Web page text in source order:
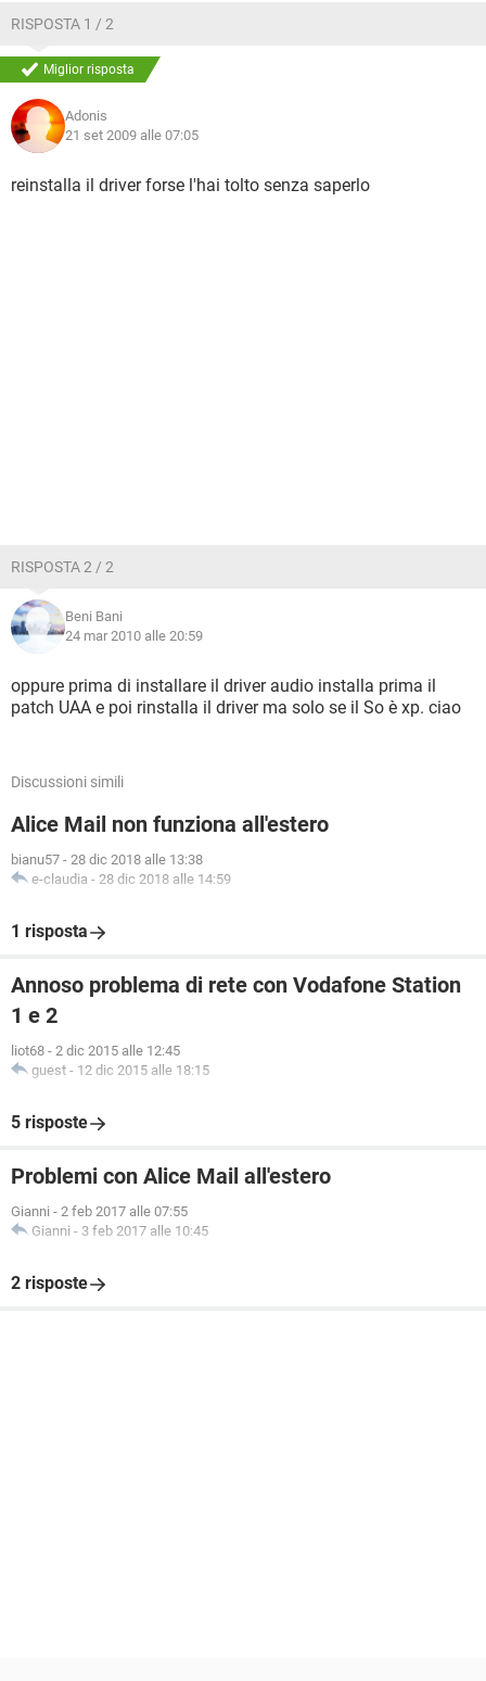
RISPOSTA 1 / 2
Miglior risposta
Adonis
21 set 2009 alle 07:05
reinstalla il driver forse l'hai tolto senza saperlo
RISPOSTA 2 / 2
Beni Bani
24 mar 2010 alle 20:59
oppure prima di installare il driver audio installa prima il
patch UAA e poi rinstalla il driver ma solo se il So è xp. ciao
Discussioni simili
Alice Mail non funziona all'estero
bianu57 - 28 dic 2018 alle 13:38
e-claudia - 28 dic 2018 alle 14:59
1 risposta
Annoso problema di rete con Vodafone Station
1 e 2
liot68 - 2 dic 2015 alle 12:45
guest - 12 dic 2015 alle 18:15
5 risposte
Problemi con Alice Mail all'estero
Gianni - 2 feb 2017 alle 07:55
Gianni - 3 feb 2017 alle 10:45
2 risposte